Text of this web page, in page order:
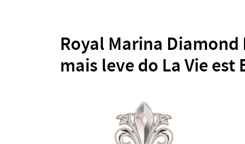
Royal Marina
mais leve do La Vie est